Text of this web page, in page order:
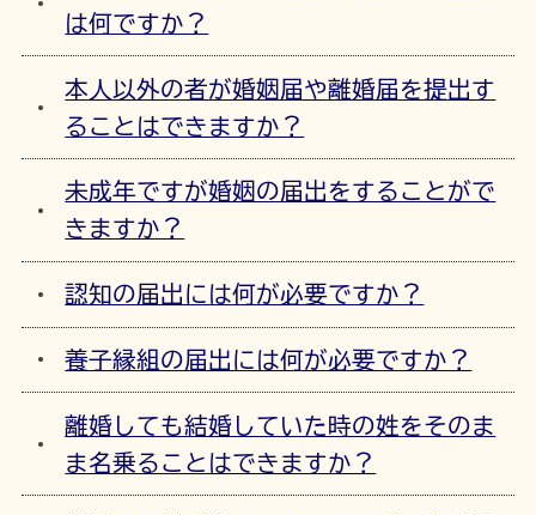
は何ですか？
本人以外の者が婚姻届や離婚届を提出す
ることはできますか？
未成年ですが婚姻の届出をすることがで
きますか？
認知の届出には何が必要ですか？
養子縁組の届出には何が必要ですか？
離婚しても結婚していた時の姓をそのま
ま名乗ることはできますか？